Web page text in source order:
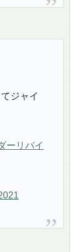
ジャイ
ーリバイ